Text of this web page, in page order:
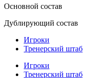
Основной состав
Дублирующий состав
Игроки
Тренерский штаб
Игроки
Тренерский штаб